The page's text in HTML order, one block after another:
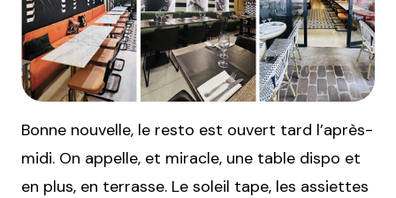
Bonne nouvelle, le resto est ouvert tard l’après-
midi. On appelle, et miracle, une table dispo et
en plus, en terrasse. Le soleil tape, les assiettes